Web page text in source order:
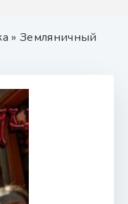
» Земляничный